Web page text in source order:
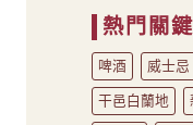
熱門關
啤酒 威士忌
干邑白蘭地